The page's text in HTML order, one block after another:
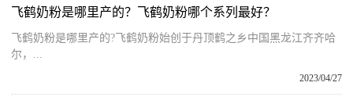
飞鹤奶粉是哪里产的？飞鹤奶粉哪个系列最好？
飞鹤奶粉是哪里产的?飞鹤奶粉始创于丹顶鹤之乡中国黑龙江齐齐哈
尔，...
2023/04/27